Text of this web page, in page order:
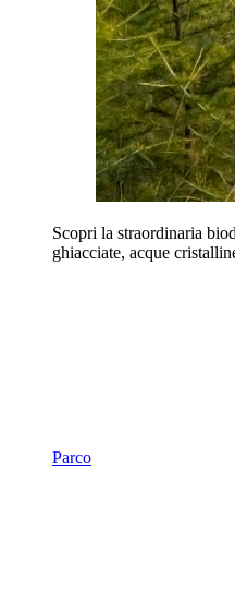
Scopri la straordinaria
ghiacciate, acque
Parco